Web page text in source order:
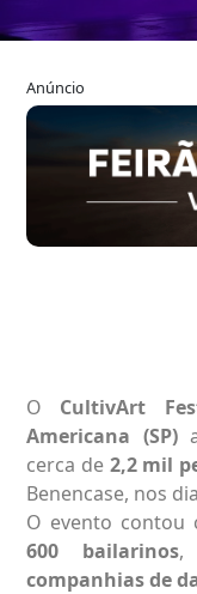
Anúncio
O CultivArt
Americana (SP)
cerca de 2,2 mil
Benencase, nos
O evento contou
600 bailarinos,
companhias de